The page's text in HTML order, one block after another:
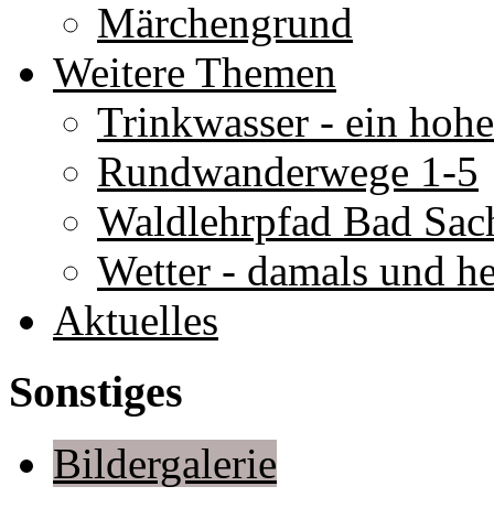
Märchengrund
Weitere Themen
Trinkwasser - ein
Rundwanderwege 1-5
Waldlehrpfad Bad
Wetter - damals und
Aktuelles
Sonstiges
Bildergalerie